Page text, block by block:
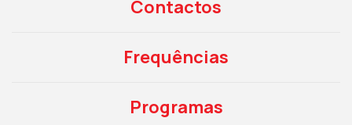
Contactos
Frequências
Programas